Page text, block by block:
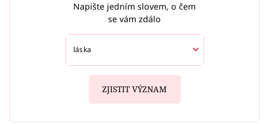
Napište jedním slovem, o čem
se vám zdálo
ZJISTIT VÝZNAM